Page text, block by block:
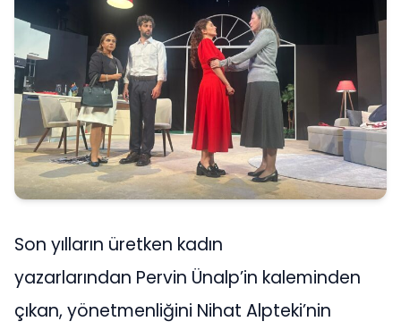
Son yılların üretken kadın
yazarlarından Pervin Ünalp’in kaleminden
çıkan, yönetmenliğini Nihat Alpteki’nin